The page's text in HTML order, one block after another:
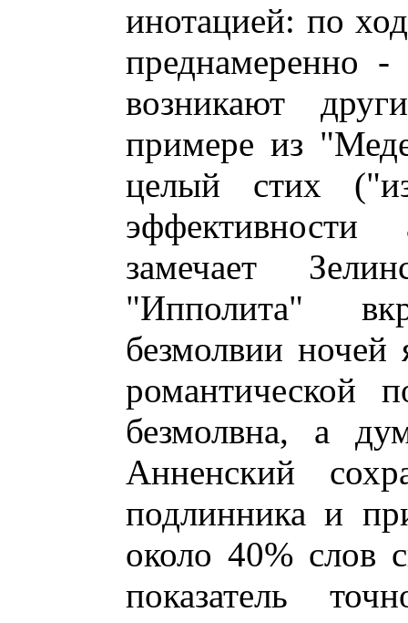
инотацией: по
преднамеренно
возникают
примере из
целый стих
эффективности
замечает
"Ипполита"
безмолвии
романтической
безмолвна, а
Анненский
подлинника и
около 40% слов
показатель